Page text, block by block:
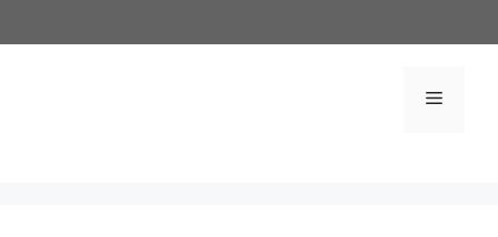
al
Menú